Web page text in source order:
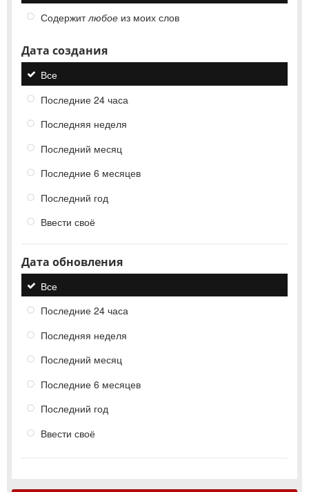
Содержитлюбое из моих слов
Дата создания
Все
Последние 24 часа
Последняя неделя
Последний месяц
Последние 6 месяцев
Последний год
Ввести своё
Дата обновления
Все
Последние 24 часа
Последняя неделя
Последний месяц
Последние 6 месяцев
Последний год
Ввести своё